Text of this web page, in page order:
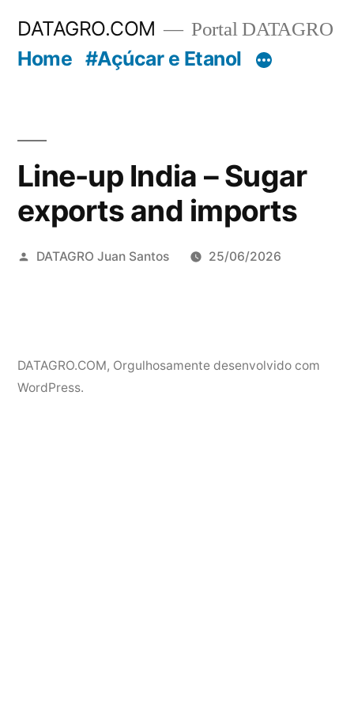
DATAGRO.COM Portal DATAGRO
Home #Açúcar e Etanol
Line-up India – Sugar
exports and imports
Publicado
DATAGRO Juan Santos 25/06/2026
DATAGRO.COM, Orgulhosamente desenvolvido com
WordPress.